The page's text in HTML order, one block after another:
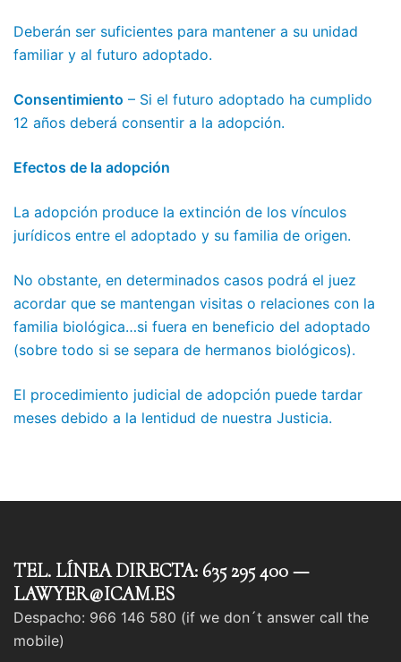
Deberán ser suficientes para mantener a su unidad
familiar y al futuro adoptado.
Consentimiento – Si el futuro adoptado ha cumplido
12 años deberá consentir a la adopción.
Efectos de la adopción
La adopción produce la extinción de los vínculos
jurídicos entre el adoptado y su familia de origen.
No obstante, en determinados casos podrá el juez
acordar que se mantengan visitas o relaciones con la
familia biológica…si fuera en beneficio del adoptado
(sobre todo si se separa de hermanos biológicos).
El procedimiento judicial de adopción puede tardar
meses debido a la lentidud de nuestra Justicia.
TEL. LÍNEA DIRECTA: 635 295 400 —
LAWYER@ICAM.ES
Despacho: 966 146 580 (if we don´t answer call the
mobile)